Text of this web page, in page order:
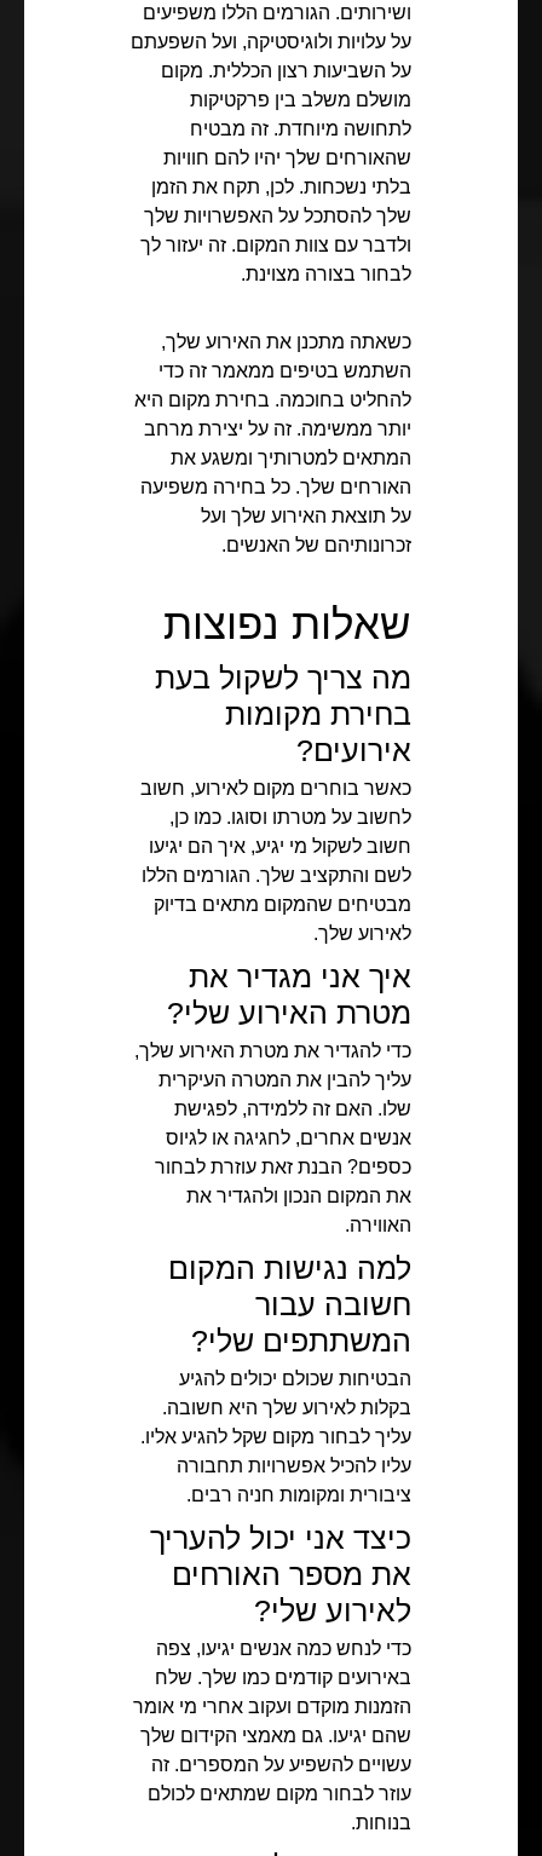
ושירותים. הגורמים הללו משפיעים
על עלויות ולוגיסטיקה, ועל השפעתם
על השביעות רצון הכללית. מקום
מושלם משלב בין פרקטיקות
לתחושה מיוחדת. זה מבטיח
שהאורחים שלך יהיו להם חוויות
בלתי נשכחות. לכן, תקח את הזמן
שלך להסתכל על האפשרויות שלך
ולדבר עם צוות המקום. זה יעזור לך
לבחור בצורה מצוינת.
כשאתה מתכנן את האירוע שלך,
השתמש בטיפים ממאמר זה כדי
להחליט בחוכמה. בחירת מקום היא
יותר ממשימה. זה על יצירת מרחב
המתאים למטרותיך ומשגע את
האורחים שלך. כל בחירה משפיעה
על תוצאת האירוע שלך ועל
זכרונותיהם של האנשים.
שאלות נפוצות
מה צריך לשקול בעת
בחירת מקומות
אירועים?
כאשר בוחרים מקום לאירוע, חשוב
לחשוב על מטרתו וסוגו. כמו כן,
חשוב לשקול מי יגיע, איך הם יגיעו
לשם והתקציב שלך. הגורמים הללו
מבטיחים שהמקום מתאים בדיוק
לאירוע שלך.
איך אני מגדיר את
מטרת האירוע שלי?
כדי להגדיר את מטרת האירוע שלך,
עליך להבין את המטרה העיקרית
שלו. האם זה ללמידה, לפגישת
אנשים אחרים, לחגיגה או לגיוס
כספים? הבנת זאת עוזרת לבחור
את המקום הנכון ולהגדיר את
האווירה.
למה נגישות המקום
חשובה עבור
המשתתפים שלי?
הבטיחות שכולם יכולים להגיע
בקלות לאירוע שלך היא חשובה.
עליך לבחור מקום שקל להגיע אליו.
עליו להכיל אפשרויות תחבורה
ציבורית ומקומות חניה רבים.
כיצד אני יכול להעריך
את מספר האורחים
לאירוע שלי?
כדי לנחש כמה אנשים יגיעו, צפה
באירועים קודמים כמו שלך. שלח
הזמנות מוקדם ועקוב אחרי מי אומר
שהם יגיעו. גם מאמצי הקידום שלך
עשויים להשפיע על המספרים. זה
עוזר לבחור מקום שמתאים לכולם
בנוחות.